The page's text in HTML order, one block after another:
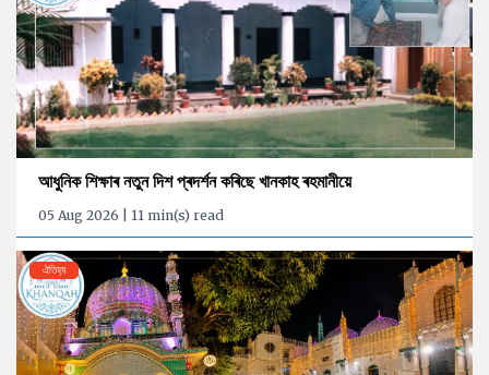
আধুনিক শিক্ষাৰ নতুন দিশ প্ৰদৰ্শন কৰিছে খানকাহ ৰহমানীয়ে
05 Aug 2026 | 11 min(s) read
ঐতিহ্য